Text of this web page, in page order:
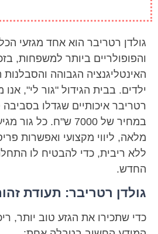
גולדן רטריבר הוא אחד מגזעי
והפופולריים ביותר למשפחות,
האינטליגנציה הגבוהה והסבלנות
ילדים. בבית הגידול "גור לי", אנו
רטריבר איכותיים שגדלו
במחיר של 7000 ש"ח.
ללא ריבית, כדי להבטיח לו
החדש.
גולדן רטריבר: תעודת
כדי שתכירו את הגזע טוב יותר,